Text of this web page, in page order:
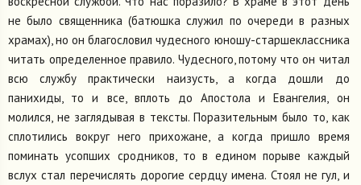
не было священника (батюшка служил по очереди в разных
храмах), но он благословил чудесного юношу-старшеклассника
читать определенное правило. Чудесного, потому что он читал
всю службу практически наизусть, а когда дошли до
панихиды, то и все, вплоть до Апостола и Евангелия, он
молился, не заглядывая в тексты. Поразительным было то, как
сплотились вокруг него прихожане, а когда пришло время
поминать усопших сродников, то в едином порыве каждый
вслух стал перечислять дорогие сердцу имена. Стоял не гул, и